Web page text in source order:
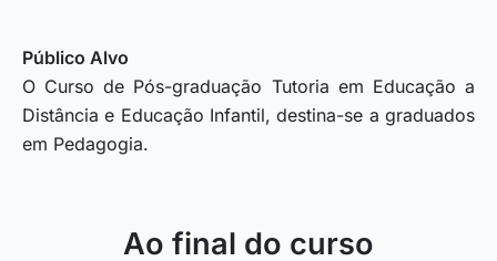
Público Alvo
O Curso de Pós-graduação Tutoria em Educação a
Distância e Educação Infantil, destina-se a graduados
em Pedagogia.
Ao final do curso